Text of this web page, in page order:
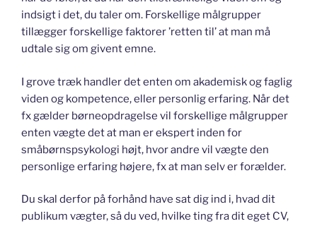
indsigt i det, du taler om. Forskellige målgrupper
tillægger forskellige faktorer ’retten til’ at man må
udtale sig om givent emne.
I grove træk handler det enten om akademisk og faglig
viden og kompetence, eller personlig erfaring. Når det
fx gælder børneopdragelse vil forskellige målgrupper
enten vægte det at man er ekspert inden for
småbørnspsykologi højt, hvor andre vil vægte den
personlige erfaring højere, fx at man selv er forælder.
Du skal derfor på forhånd have sat dig ind i, hvad dit
publikum vægter, så du ved, hvilke ting fra dit eget CV,